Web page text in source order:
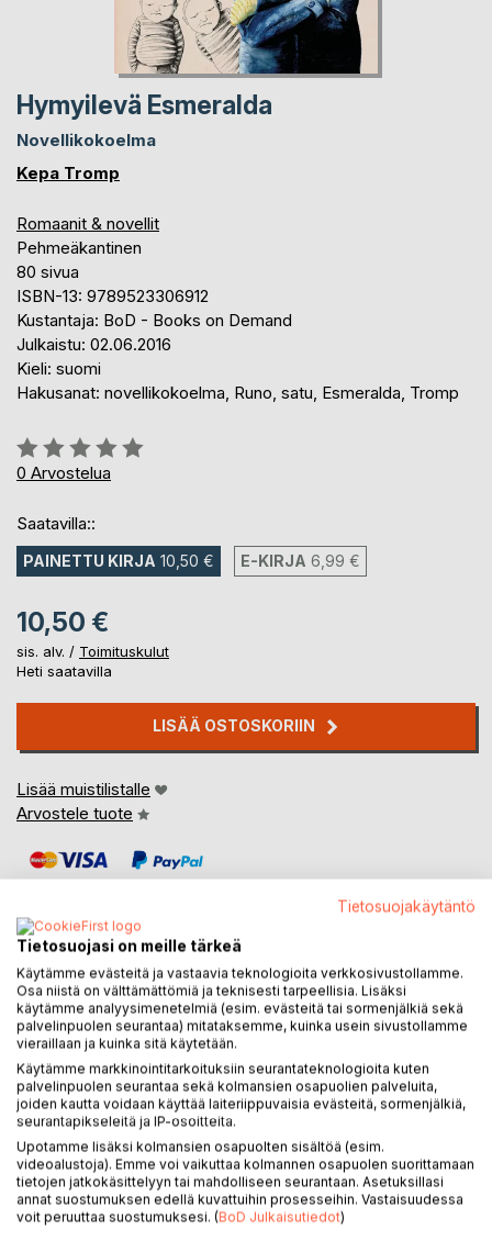
Hymyilevä Esmeralda
Novellikokoelma
Kepa Tromp
Romaanit & novellit
Pehmeäkantinen
80 sivua
ISBN-13: 9789523306912
Kustantaja: BoD - Books on Demand
Julkaistu: 02.06.2016
Kieli: suomi
Hakusanat: novellikokoelma, Runo, satu, Esmeralda, Tromp
Arvostelu::
0%
0 Arvostelua
Saatavilla::
PAINETTU KIRJA 10,50 € E-KIRJA 6,99 €
10,50 €
sis. alv. / Toimituskulut
Heti saatavilla
LISÄÄ OSTOSKORIIN
Lisää muistilistalle
Arvostele tuote
KUVAUS
Novellikokoelma Hymyilevä Esmeralda on monivärinen
matka ihmisenä olemiseen. Se tutkii ihmisen salaisuutta
ilkikurisesti parodioiden ja turhamaisuudelle jokseenkin
lempeästi hymyillen.
Kepa Tromp piirtää oivaltavaa kuvaa milloin romanttisesti
maalaillen, milloin niukoin vedoin piirtäen. Kaikki ei ole sitä
miltä näyttää. On vain ihmisen ikuinen kaipaus toisen luo,
tulla rakastetuksi ja hyväksytyksi ja kokea elämänsä
merkitykselliseksi.
Tietosuojakäytäntö
Tietosuojasi on meille tärkeä
Käytämme evästeitä ja vastaavia teknologioita verkkosivustollamme.
Osa niistä on välttämättömiä ja teknisesti tarpeellisia. Lisäksi
käytämme analyysimenetelmiä (esim. evästeitä tai sormenjälkiä sekä
palvelinpuolen seurantaa) mitataksemme, kuinka usein sivustollamme
vieraillaan ja kuinka sitä käytetään.
Käytämme markkinointitarkoituksiin seurantateknologioita kuten
palvelinpuolen seurantaa sekä kolmansien osapuolien palveluita,
joiden kautta voidaan käyttää laiteriippuvaisia evästeitä, sormenjälkiä,
seurantapikseleitä ja IP-osoitteita.
Upotamme lisäksi kolmansien osapuolten sisältöä (esim.
videoalustoja). Emme voi vaikuttaa kolmannen osapuolen suorittamaan
tietojen jatkokäsittelyyn tai mahdolliseen seurantaan. Asetuksillasi
annat suostumuksen edellä kuvattuihin prosesseihin. Vastaisuudessa
voit peruuttaa suostumuksesi. (BoD Julkaisutiedot)